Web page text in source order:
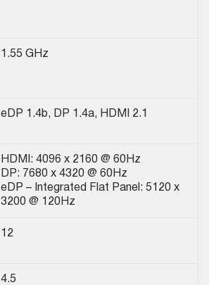
1.55 GHz
eDP 1.4b, DP 1.4a, HDMI 2.1
HDMI: 4096 x 2160 @ 60Hz
DP: 7680 x 4320 @ 60Hz
eDP – Integrated Flat Panel: 5120 x
3200 @ 120Hz
12
4.5